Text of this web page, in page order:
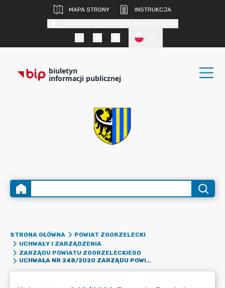
MAPA STRONY
INSTRUKCJA
biuletyn
informacji publicznej
STRONA GŁÓWNA
POWIAT ZGORZELECKI
UCHWAŁY I ZARZĄDZENIA
ZARZĄDU POWIATU ZGORZELECKIEGO
UCHWAŁA NR 248/2020 ZARZĄDU POWIATU ZGORZELECKIEGO Z DNIA 12 LISTOPADA 2020 R. W SPRAWIE PRZEDSTAWIENIA RADZIE POWIATU ZGORZELECKIEGO ORAZ REGIONALNEJ IZBIE OBRACHUNKOWEJ PROJEKTU UCHWAŁY W SPRAWIE UCHWALENIA WIELOLETNIEJ PROGNOZY FINANSOWEJ POWIATU ZGORZELECKIEGO NA LATA 2021-2032